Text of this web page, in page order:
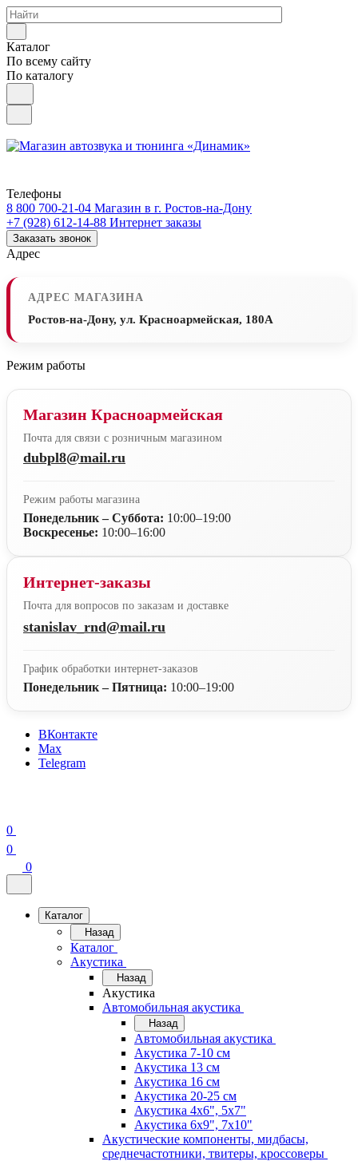
Каталог
По всему сайту
По каталогу
Телефоны
8 800 700-21-04 Магазин в г. Ростов-на-Дону
+7 (928) 612-14-88 Интернет заказы
Заказать звонок
Адрес
АДРЕС МАГАЗИНА
Ростов-на-Дону, ул. Красноармейская, 180А
Режим работы
Магазин Красноармейская
Почта для связи с розничным магазином
dubpl8@mail.ru
Режим работы магазина
Понедельник – Суббота: 10:00–19:00
Воскресенье: 10:00–16:00
Интернет-заказы
Почта для вопросов по заказам и доставке
stanislav_rnd@mail.ru
График обработки интернет-заказов
Понедельник – Пятница: 10:00–19:00
ВКонтакте
Max
Telegram
0
0
0
Каталог
Назад
Каталог
Акустика
Назад
Акустика
Автомобильная акустика
Назад
Автомобильная акустика
Акустика 7-10 см
Акустика 13 см
Акустика 16 см
Акустика 20-25 см
Акустика 4х6", 5х7"
Акустика 6х9", 7х10"
Акустические компоненты, мидбасы,
среднечастотники, твитеры, кроссоверы